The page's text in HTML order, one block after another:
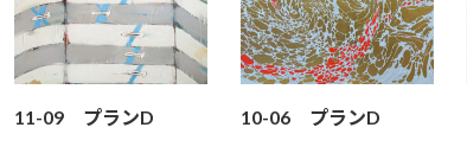
11-09 プランD 10-06 プランD